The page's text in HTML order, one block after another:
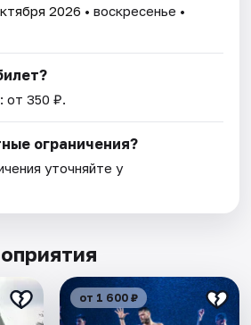
2026 • воскресенье •
от 350 ₽.
ограничения?
уточняйте у
от 1 600 ₽